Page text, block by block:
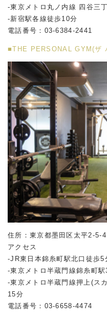
-東京メトロ丸ノ内線 四谷三
-新宿駅各線徒歩10分
電話番号：03-6384-2441
■THE PERSONAL GYM(ザ
住所：東京都墨田区太平2-5-
アクセス
-JR東日本錦糸町駅北口徒歩5
-東京メトロ半蔵門線錦糸町
-東京メトロ半蔵門線押上(ス
15分
電話番号：03-6658-4474